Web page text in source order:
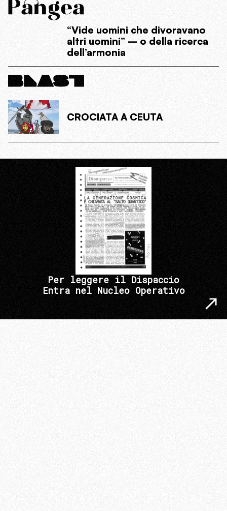
“Vide uomini che divoravano
altri uomini” – o della ricerca
dell’armonia
CROCIATA A CEUTA
Per leggere il Dispaccio
Entra nel Nucleo Operativo